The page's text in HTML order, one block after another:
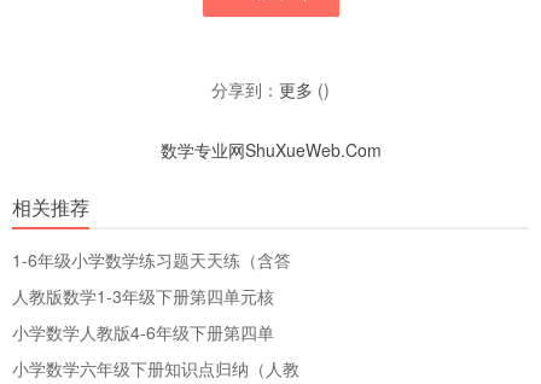
分享到： 更多 ()
数学专业网ShuXueWeb.Com
相关推荐
1-6年级小学数学练习题天天练（含答
人教版数学1-3年级下册第四单元核
小学数学人教版4-6年级下册第四单
小学数学六年级下册知识点归纳（人教